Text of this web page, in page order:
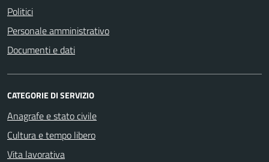
Politici
Personale amministrativo
Documenti e dati
CATEGORIE DI SERVIZIO
Anagrafe e stato civile
Cultura e tempo libero
Vita lavorativa